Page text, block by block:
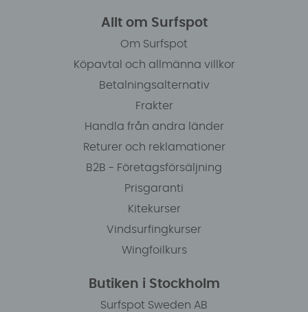
Allt om Surfspot
Om Surfspot
Köpavtal och allmänna villkor
Betalningsalternativ
Frakter
Handla från andra länder
Returer och reklamationer
B2B - Företagsförsäljning
Prisgaranti
Kitekurser
Vindsurfingkurser
Wingfoilkurs
Butiken i Stockholm
Surfspot Sweden AB